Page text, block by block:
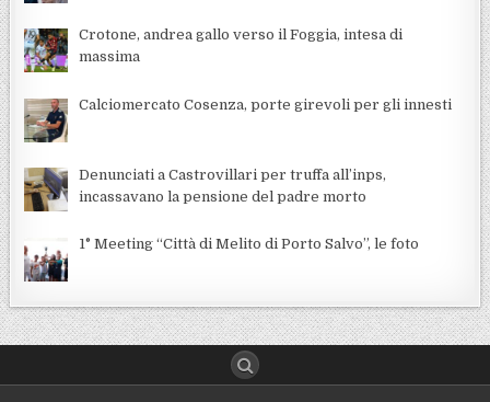
Crotone, andrea gallo verso il Foggia, intesa di
massima
Calciomercato Cosenza, porte girevoli per gli innesti
Denunciati a Castrovillari per truffa all’inps,
incassavano la pensione del padre morto
1° Meeting “Città di Melito di Porto Salvo”, le foto